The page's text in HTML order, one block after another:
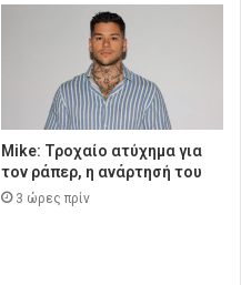
Mike: Τροχαίο ατύχημα για
τον ράπερ, η ανάρτησή του
3 ώρες πρίν